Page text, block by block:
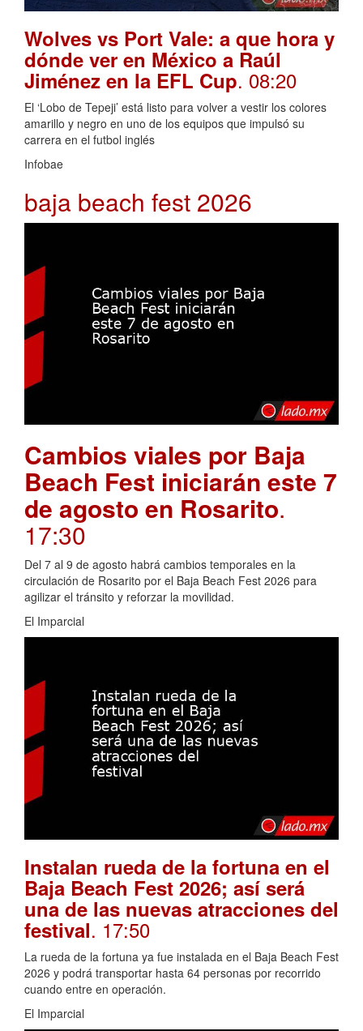
Wolves vs Port Vale: a que hora y
dónde ver en México a Raúl
Jiménez en la EFL Cup. 08:20
El ‘Lobo de Tepeji’ está listo para volver a vestir los colores
amarillo y negro en uno de los equipos que impulsó su
carrera en el futbol inglés
Infobae
baja beach fest 2026
Cambios viales por Baja
Beach Fest iniciarán este 7
de agosto en Rosarito.
17:30
Del 7 al 9 de agosto habrá cambios temporales en la
circulación de Rosarito por el Baja Beach Fest 2026 para
agilizar el tránsito y reforzar la movilidad.
El Imparcial
Instalan rueda de la fortuna en el
Baja Beach Fest 2026; así será
una de las nuevas atracciones del
festival. 17:50
La rueda de la fortuna ya fue instalada en el Baja Beach Fest
2026 y podrá transportar hasta 64 personas por recorrido
cuando entre en operación.
El Imparcial